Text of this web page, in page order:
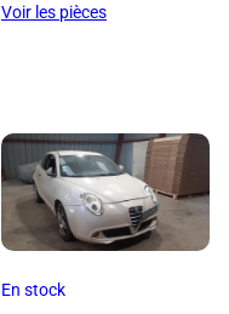
Voir les pièces
En stock